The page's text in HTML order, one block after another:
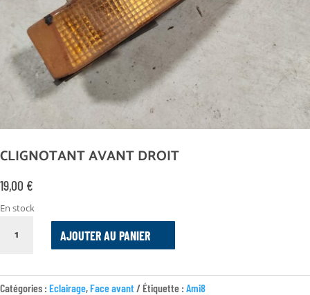
CLIGNOTANT AVANT DROIT
19,00 €
En stock
DROIT
AJOUTER AU PANIER
Catégories : Eclairage,Face avant Étiquette : Ami8